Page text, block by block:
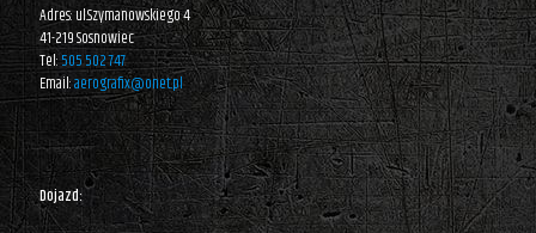
Adres: ul.Szymanowskiego 4
41-219 Sosnowiec
Tel:505 502 747
Email:aerografix@onet.pl
Dojazd: